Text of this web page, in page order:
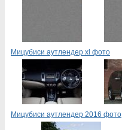
Мицубиси аутлендер xl фото
Мицубиси аутлендер 2016 фото